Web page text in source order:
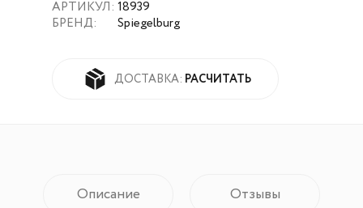
АРТИКУЛ:
БРЕНД:
18939
Spiegelburg
ДОСТАВКА: РАСЧИТАТЬ
Описание Отзывы